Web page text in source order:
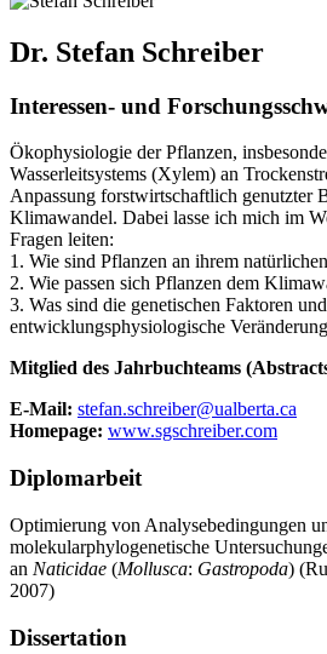
Dr. Stefan Schreiber
Interessen- und
Ökophysiologie der Pflanzen,
Wasserleitsystems (Xylem) an
Anpassung forstwirtschaftlich genutzter
Klimawandel. Dabei lasse ich mich im
Fragen leiten:
1. Wie sind Pflanzen an ihrem
2. Wie passen sich Pflanzen dem
3. Was sind die genetischen Faktoren
entwicklungsphysiologische
Mitglied des Jahrbuchteams
E-Mail: stefan.schreiber@ualberta.ca
Homepage: www.sgschreiber.com
Diplomarbeit
Optimierung von Analysebedingungen
molekularphylogenetische
an Naticidae (Mollusca: Gastropoda)
2007)
Dissertation